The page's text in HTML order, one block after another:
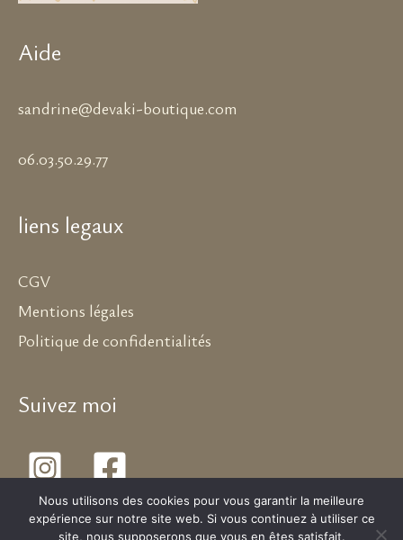
Aide
sandrine@devaki-boutique.com
06.03.50.29.77
liens legaux
CGV
Mentions légales
Politique de confidentialités
Suivez moi
Nous utilisons des cookies pour vous garantir la meilleure
expérience sur notre site web. Si vous continuez à utiliser ce
site, nous supposerons que vous en êtes satisfait.